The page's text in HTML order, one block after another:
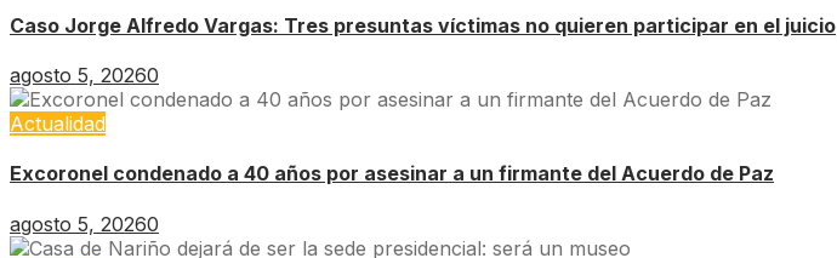
Caso Jorge Alfredo Vargas: Tres presuntas víctimas no quieren participar en el juicio
agosto 5, 20260
Actualidad
Excoronel condenado a 40 años por asesinar a un firmante del Acuerdo de Paz
agosto 5, 20260